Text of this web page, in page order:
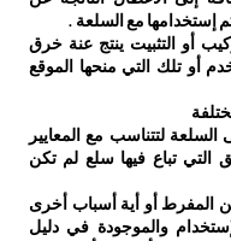
إستخدامها مع السلعة .
أو التثبيت ينتج عنة خرق
أو تلك التي منحها الموقع
لتتناسب مع المعايير
التي تباع فيها سلع لم تكن
المفرط أو أية أسباب أخرى
والموجودة في دليل